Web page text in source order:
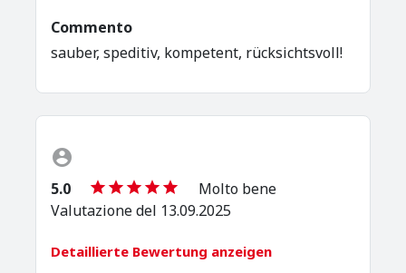
Commento
sauber, speditiv, kompetent, rücksichtsvoll!
5.0
Molto bene
Valutazione del 13.09.2025
Detaillierte Bewertung anzeigen